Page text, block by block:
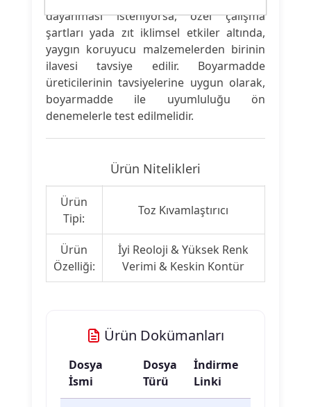
dayanması isteniyorsa, özel çalışma
şartları yada zıt iklimsel etkiler altında,
yaygın koruyucu malzemelerden birinin
ilavesi tavsiye edilir. Boyarmadde
üreticilerinin tavsiyelerine uygun olarak,
boyarmadde ile uyumluluğu ön
denemelerle test edilmelidir.
Ürün Nitelikleri
Ürün
Tipi:
Toz Kıvamlaştırıcı
Ürün
Özelliği:
İyi Reoloji & Yüksek Renk
Verimi & Keskin Kontür
Ürün Dokümanları
Dosya
İsmi
Dosya
Türü
İndirme
Linki